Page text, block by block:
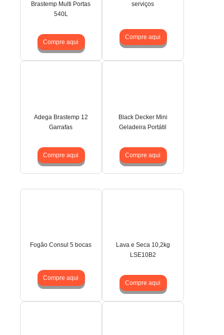
Brastemp Multi Portas
540L
Compre aqui
serviços
Compre aqui
Adega Brastemp 12
Garrafas
Compre aqui
Black Decker Mini
Geladeira Portátil
Compre aqui
Fogão Consul 5 bocas
Compre aqui
Lava e Seca 10,2kg
LSE10B2
Compre aqui